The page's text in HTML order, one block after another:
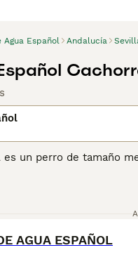
Agua Español Andalucía
es un perro de tamaño
atléticas. Sin embargo,
AGUA ESPAÑOL